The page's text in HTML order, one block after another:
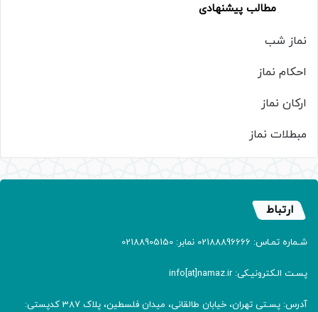
مطالب پیشنهادی
نماز شب
احکام نماز
ارکان نماز
مبطلات نماز
ارتباط
شـماره تمـاس: 02188896666 نمابر: 02188905150
پسـت الـکترونیـکی: info[at]namaz.ir
آدرس: پسـتی تهران، خیابان طالقانی، میدان فلسطین، پلاک 387 کدپستی: